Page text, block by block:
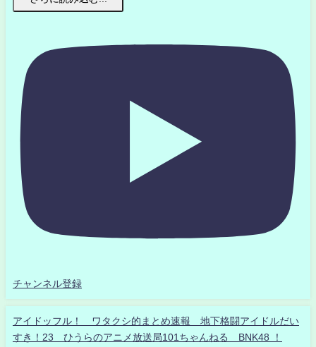
チャンネル登録
アイドッフル！ ワタクシ的まとめ速報 地下格闘アイドルだい
すき！23 ひうらのアニメ放送局101ちゃんねる BNK48 ！